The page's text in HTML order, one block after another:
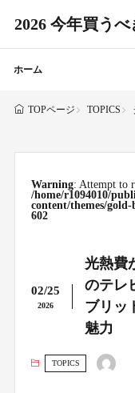
2026 今年買う
ホーム
TOPページ TOPICS
Warning: Attempt to
/home/r1094010/
content/themes/
602
02/25
2026
光熱費
のテレ
ブリッ
魅力
TOPICS